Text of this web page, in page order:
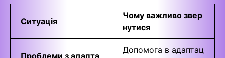
Ситуація
Чому важливо звер
нутися
Допомога в адаптац